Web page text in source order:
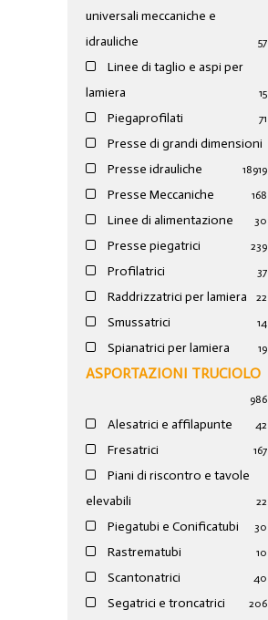
universali meccaniche e
idrauliche
57
Linee di taglio e aspi per
lamiera
15
Piegaprofilati 71
Presse di grandi dimensioni
19
Presse idrauliche 189
Presse Meccaniche 168
Linee di alimentazione 30
Presse piegatrici 239
Profilatrici 37
Raddrizzatrici per lamiera 22
Smussatrici 14
Spianatrici per lamiera 19
ASPORTAZIONI TRUCIOLO
986
Alesatrici e affilapunte 42
Fresatrici 167
Piani di riscontro e tavole
elevabili
22
Piegatubi e Conificatubi 30
Rastrematubi 10
Scantonatrici 40
Segatrici e troncatrici 206